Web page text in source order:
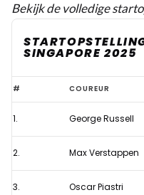
Bekijk de volledige
SINGAPORE 2025
Aangepaste
startopstelling
Formule
1
Singapore
# COUREUR
1. George Russell
2. Max Verstappen
3. Oscar Piastri